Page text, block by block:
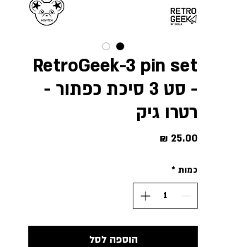
RetroGeek-3 pin set
- סט 3 סיכת כפתור -
רטרו גיק
כמות *
הוספה לסל